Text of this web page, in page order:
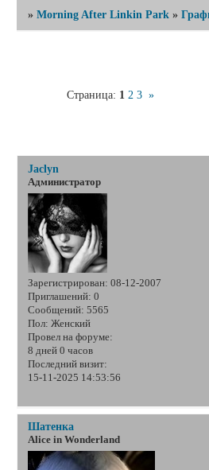
»Morning After Linkin Park »
Страница: 1 2 3 »
Jaclyn
Администратор
Зарегистрирован: 08-12-2007
Приглашений: 0
Сообщений: 5565
Пол: Женский
Провел на форуме:
8 дней 0 часов
Последний визит:
15-11-2025 14:53:56
Шатенка
Alice in Wonderland